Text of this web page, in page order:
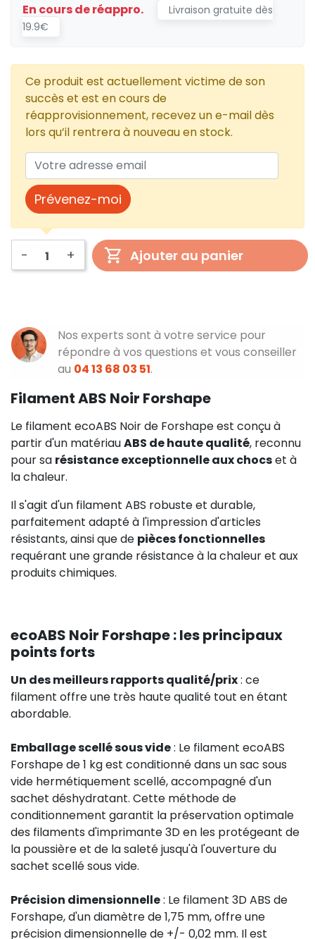
En cours de réappro.
Livraison gratuite dès
19.9€
Ce produit est actuellement victime de son
succès et est en cours de
réapprovisionnement, recevez un e-mail dès
lors qu’il rentrera à nouveau en stock.
Prévenez-moi
- + Ajouter au panier
Nos experts sont à votre service pour
répondre à vos questions et vous conseiller
au 04 13 68 03 51.
Filament ABS Noir Forshape
Le filament ecoABS Noir de Forshape est conçu à
partir d'un matériauABS de haute qualité, reconnu
pour sa résistance exceptionnelle aux chocset à
la chaleur.
Il s'agit d'un filament ABS robuste et durable,
parfaitement adapté à l'impression d'articles
résistants, ainsi que de pièces fonctionnelles
requérant une grande résistance à la chaleur et aux
produits chimiques.
ecoABS Noir Forshape : les principaux
points forts
Un des meilleurs rapports qualité/prix: ce
filament offre une très haute qualité tout en étant
abordable.
Emballage scellé sous vide: Le filament ecoABS
Forshape de 1 kg est conditionné dans un sac sous
vide hermétiquement scellé, accompagné d'un
sachet déshydratant. Cette méthode de
conditionnement garantit la préservation optimale
des filaments d'imprimante 3D en les protégeant de
la poussière et de la saleté jusqu'à l'ouverture du
sachet scellé sous vide.
Précision dimensionnelle: Le filament 3D ABS de
Forshape, d'un diamètre de 1,75 mm, offre une
précision dimensionnelle de +/- 0,02 mm. Il est